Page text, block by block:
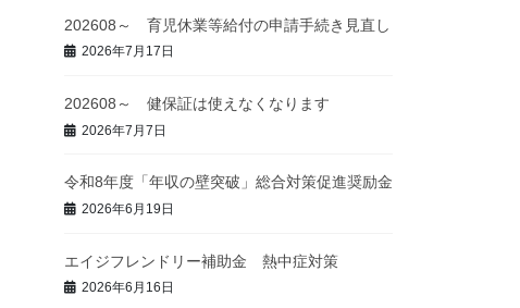
202608～ 育児休業等給付の申請手続き見直し
2026年7月17日
202608～ 健保証は使えなくなります
2026年7月7日
令和8年度「年収の壁突破」総合対策促進奨励金
2026年6月19日
エイジフレンドリー補助金 熱中症対策
2026年6月16日